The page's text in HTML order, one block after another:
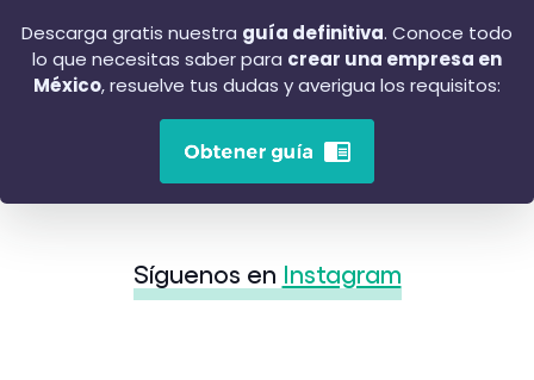
Descarga gratis nuestra guía definitiva. Conoce todo
lo que necesitas saber para crear una empresa en
México, resuelve tus dudas y averigua los requisitos:
Síguenos en Instagram